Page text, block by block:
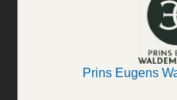
Prins Eugens